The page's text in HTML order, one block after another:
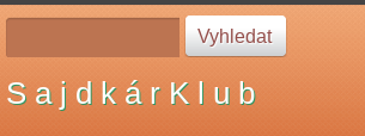
S a j d k á r K l u b